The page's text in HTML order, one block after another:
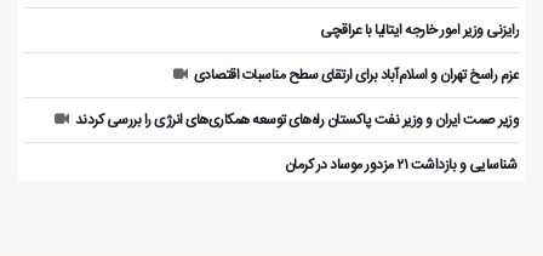
رایزنی وزیر امور خارجه ایتالیا با عراقچی
عزم راسخ تهران و اسلام‌آباد برای ارتقای سطح مناسبات اقتصادی
وزیر صمت ایران و وزیر نفت پاکستان راه‌های توسعه همکاری‌های انرژی را بررسی کردند
️ شناسایی و بازداشت ۲۱ مزدور موساد در کرمان